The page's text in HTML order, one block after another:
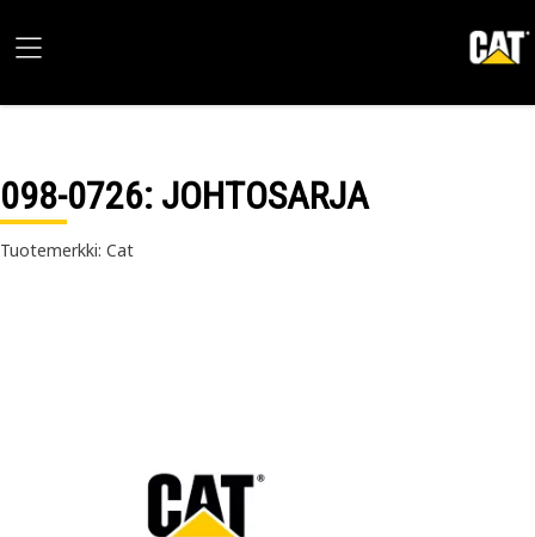
098-0726: JOHTOSARJA
Tuotemerkki: Cat